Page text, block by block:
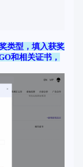
类型，填入获奖
和相关证书，